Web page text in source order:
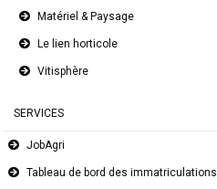
Matériel & Paysage
Le lien horticole
Vitisphère
SERVICES
JobAgri
Tableau de bord des immatriculations